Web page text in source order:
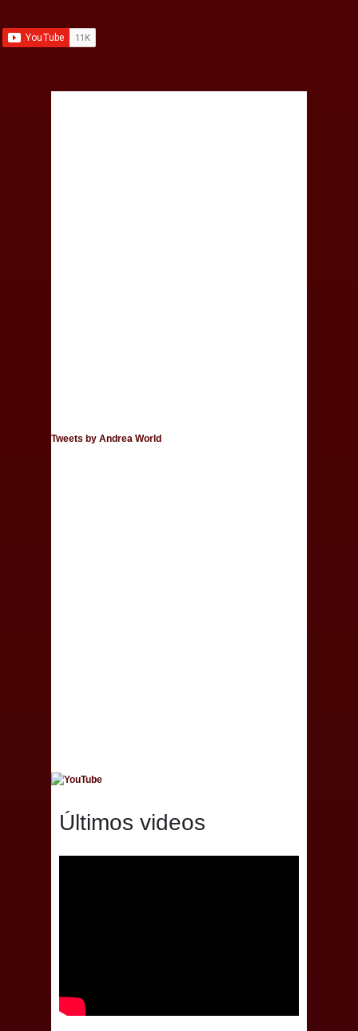
Tweets by Andrea World
Últimos videos